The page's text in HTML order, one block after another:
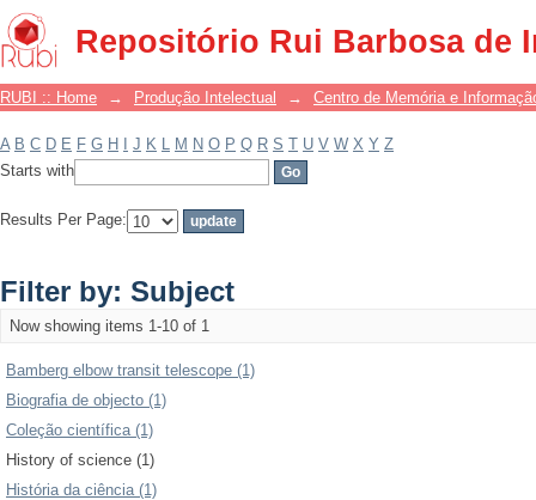
Repositório Rui Barbosa de
Filter by: Subject
RUBI :: Home → Produção Intelectual → Centro de Memória e
A B C D E F G H J K L M N O P Q R S T U V W X Y Z
Starts with
Results Per Page:
Filter by: Subject
Now showing items 1-10 of 1
Bamberg elbow transit telescope (1)
Biografia de objecto (1)
Coleção científica (1)
History of science (1)
História da ciência (1)